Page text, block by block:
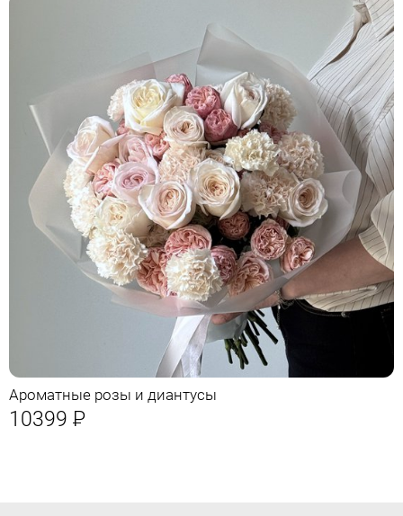
Ароматные розы и диантусы
10399 Р